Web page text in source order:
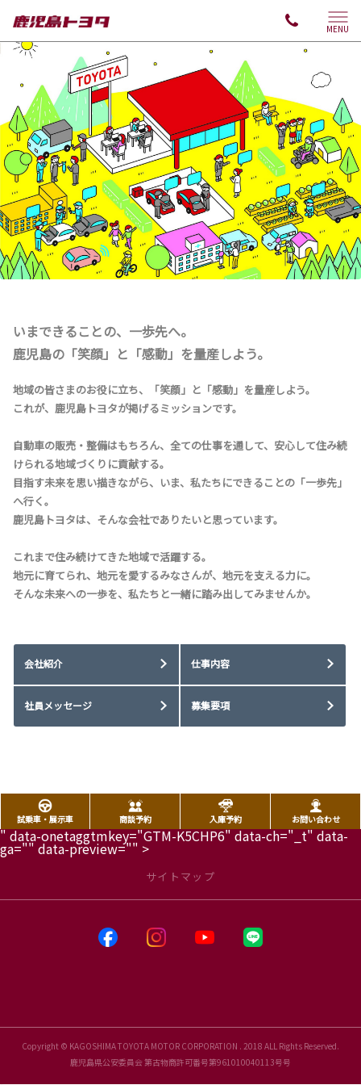
MENU
いまできることの、一歩先へ。
鹿児島の「笑顔」と「感動」を量産しよう。
地域の皆さまのお役に立ち、「笑顔」と「感動」を量産しよう。
これが、鹿児島トヨタが掲げるミッションです。
自動車の販売・整備はもちろん、全ての仕事を通して、安心して住み続
けられる地域づくりに貢献する。
目指す未来を思い描きながら、いま、私たちにできることの「一歩先」
へ行く。
鹿児島トヨタは、そんな会社でありたいと思っています。
これまで住み続けてきた地域で活躍する。
地元に育てられ、地元を愛するみなさんが、地元を支える力に。
そんな未来への一歩を、私たちと一緒に踏み出してみませんか。
会社紹介 仕事内容
社員メッセージ 募集要項
試乗車・展示車 商談予約 入庫予約 お問い合わせ
" data-onetaggtmkey="GTM-K5CHP6" data-ch="_t" data-
ga="" data-preview="" >
サイトマップ
Copyright © KAGOSHIMA TOYOTA MOTOR CORPORATION . 2018 ALL Rights Reserved.
鹿児島県公安委員会 第古物商許可番号第961010040113号号